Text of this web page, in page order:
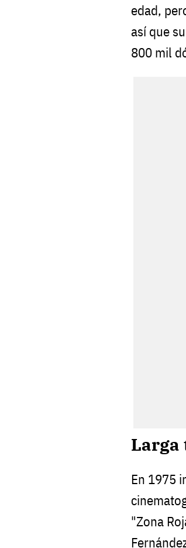
edad,
así que
800 mil
Larga
En 1975
"Zona